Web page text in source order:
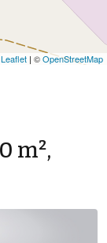
Leaflet | ©OpenStreetMap
m²,